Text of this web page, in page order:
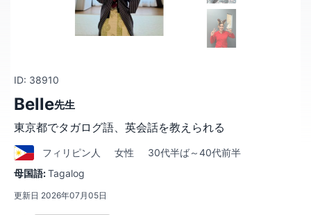
ID: 38910
Belle先生
東京都でタガログ語、英会話を教えられる
フィリピン 人 女性
30代半ば～40代前半
母国語:Tagalog
更新日 2026年07月05日